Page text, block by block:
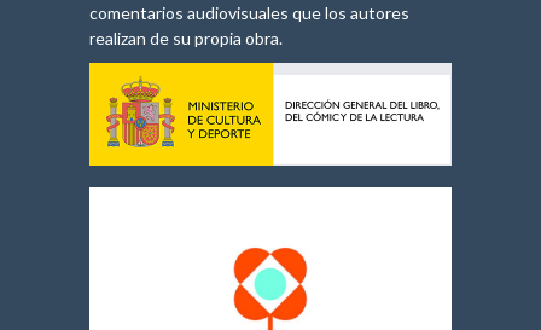
comentarios audiovisuales que los autores
realizan de su propia obra.